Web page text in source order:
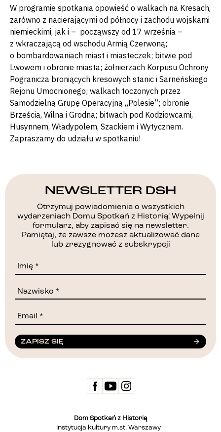
W programie spotkania opowieść o walkach na Kresach,
zarówno z nacierającymi od północy i zachodu wojskami
niemieckimi, jak i – począwszy od 17 września –
z wkraczającą od wschodu Armią Czerwoną;
o bombardowaniach miast i miasteczek; bitwie pod
Lwowem i obronie miasta; żołnierzach Korpusu Ochrony
Pogranicza broniących kresowych stanic i Sarneńskiego
Rejonu Umocnionego; walkach toczonych przez
Samodzielną Grupę Operacyjną „Polesie”; obronie
Brześcia, Wilna i Grodna; bitwach pod Kodziowcami,
Husynnem, Władypolem, Szackiem i Wytycznem.
Zapraszamy do udziału w spotkaniu!
NEWSLETTER DSH
Otrzymuj powiadomienia o wszystkich
wydarzeniach Domu Spotkań z Historią! Wypełnij
formularz, aby zapisać się na newsletter.
Pamiętaj, że zawsze możesz aktualizować dane
lub zrezygnować z subskrypcji
ZAPISZ SIĘ
Dom Spotkań z Historią
Instytucja kultury m.st. Warszawy